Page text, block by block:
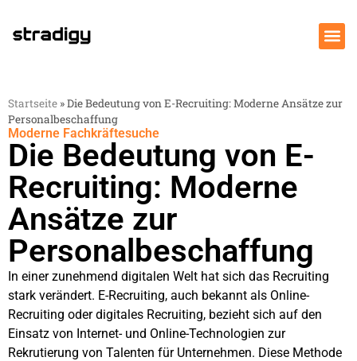
Startseite »Die Bedeutung von E-Recruiting: Moderne Ansätze zur
Personalbeschaffung
Moderne Fachkräftesuche
Die Bedeutung von E-
Recruiting: Moderne
Ansätze zur
Personalbeschaffung
In einer zunehmend digitalen Welt hat sich das Recruiting
stark verändert. E-Recruiting, auch bekannt als Online-
Recruiting oder digitales Recruiting, bezieht sich auf den
Einsatz von Internet- und Online-Technologien zur
Rekrutierung von Talenten für Unternehmen. Diese Methode